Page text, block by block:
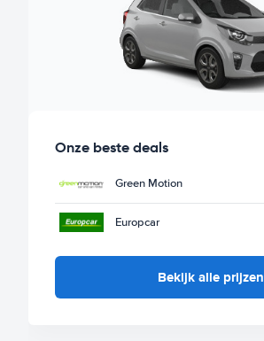
Onze beste deals
Green Motion
Europcar
Bekijk alle prijzen